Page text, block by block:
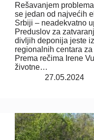
Rešavanjem
se jedan od najvećih
Srbiji – neadekvatno
Preduslov za
divljih deponija jeste
regionalnih centara
Prema rečima Irene
životne…
27.05.2024